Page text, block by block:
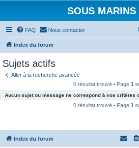
SOUS MARINS
FAQ Nous contacter
Index du forum
Sujets actifs
Aller à la recherche avancée
0 résultat trouvé • Page 1
Aucun sujet ou message ne correspond à vos critères
0 résultat trouvé • Page 1
Index du forum